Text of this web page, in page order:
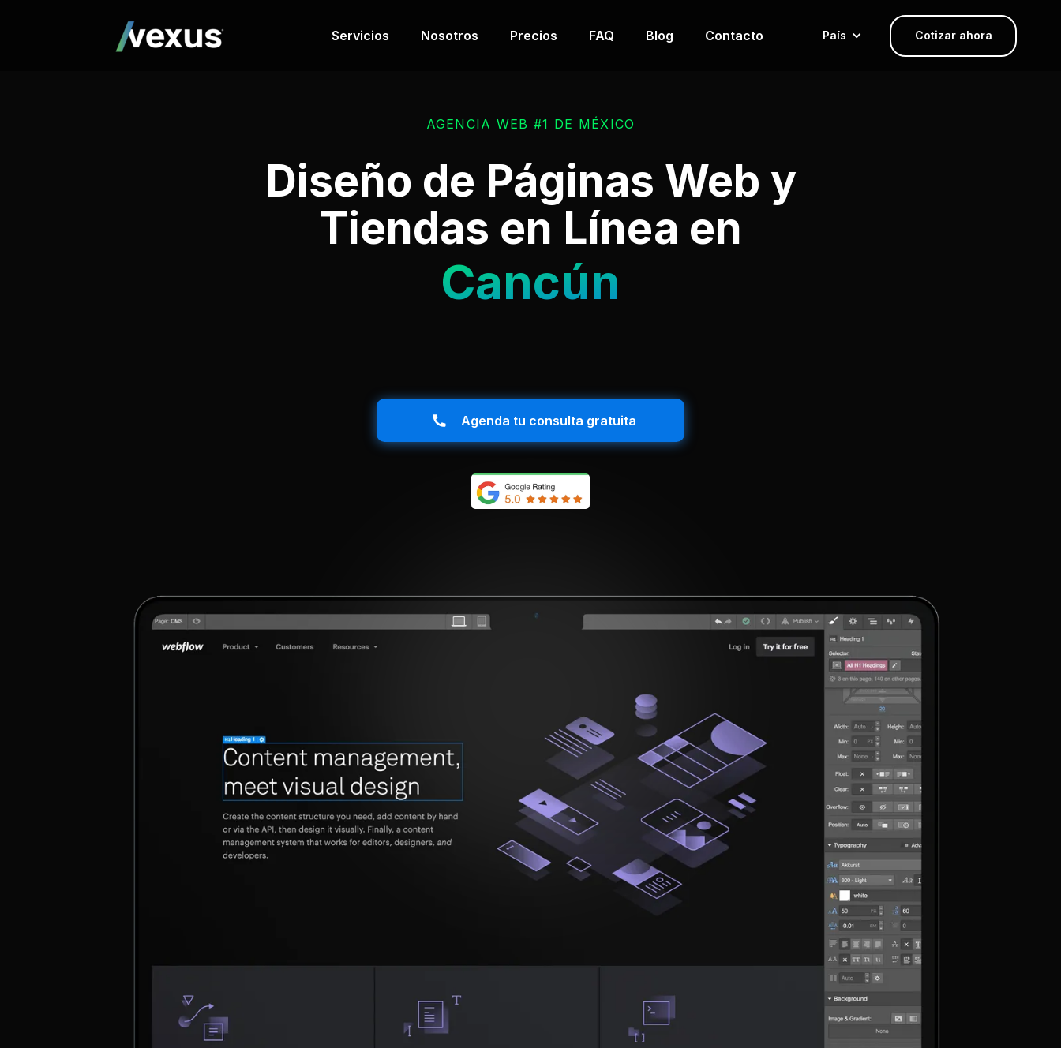
Servicios Nosotros Precios FAQ Blog Contacto País Cotizar ahora
AGENCIA WEB #1 DE MÉXICO
Diseño de Páginas Web y
Tiendas en Línea en
Cancún
Agenda tu consulta gratuita